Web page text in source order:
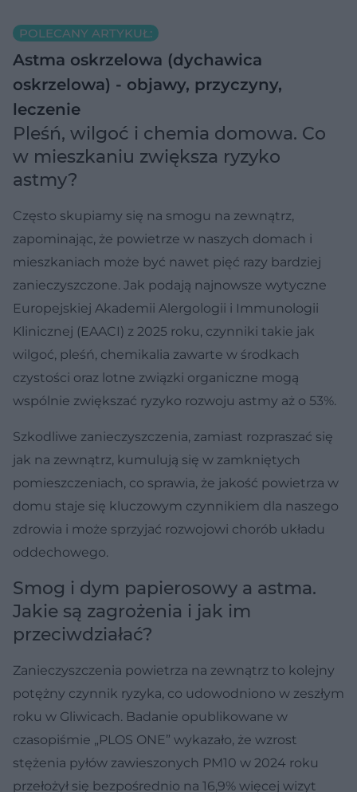
POLECANY ARTYKUŁ:
Astma oskrzelowa (dychawica
oskrzelowa) - objawy, przyczyny,
leczenie
Pleśń, wilgoć i chemia domowa. Co
w mieszkaniu zwiększa ryzyko
astmy?
Często skupiamy się na smogu na zewnątrz,
zapominając, że powietrze w naszych domach i
mieszkaniach może być nawet pięć razy bardziej
zanieczyszczone. Jak podają najnowsze wytyczne
Europejskiej Akademii Alergologii i Immunologii
Klinicznej (EAACI) z 2025 roku, czynniki takie jak
wilgoć, pleśń, chemikalia zawarte w środkach
czystości oraz lotne związki organiczne mogą
wspólnie zwiększać ryzyko rozwoju astmy aż o 53%.
Szkodliwe zanieczyszczenia, zamiast rozpraszać się
jak na zewnątrz, kumulują się w zamkniętych
pomieszczeniach, co sprawia, że jakość powietrza w
domu staje się kluczowym czynnikiem dla naszego
zdrowia i może sprzyjać rozwojowi chorób układu
oddechowego.
Smog i dym papierosowy a astma.
Jakie są zagrożenia i jak im
przeciwdziałać?
Zanieczyszczenia powietrza na zewnątrz to kolejny
potężny czynnik ryzyka, co udowodniono w zeszłym
roku w Gliwicach. Badanie opublikowane w
czasopiśmie „PLOS ONE” wykazało, że wzrost
stężenia pyłów zawieszonych PM10 w 2024 roku
przełożył się bezpośrednio na 16,9% więcej wizyt